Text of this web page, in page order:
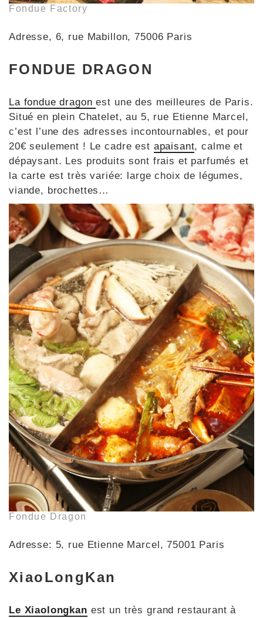
Fondue Factory
Adresse, 6, rue Mabillon, 75006 Paris
FONDUE DRAGON
La fondue dragonest une des meilleures de Paris.
Situé en plein Chatelet, au 5, rue Etienne Marcel,
c’est l’une des adresses incontournables, et pour
20€ seulement ! Le cadre est apaisant, calme et
dépaysant. Les produits sont frais et parfumés et
la carte est très variée: large choix de légumes,
viande, brochettes…
Fondue Dragon
Adresse: 5, rue Etienne Marcel, 75001 Paris
XiaoLongKan
Le Xiaolongkan est un très grand restaurant à